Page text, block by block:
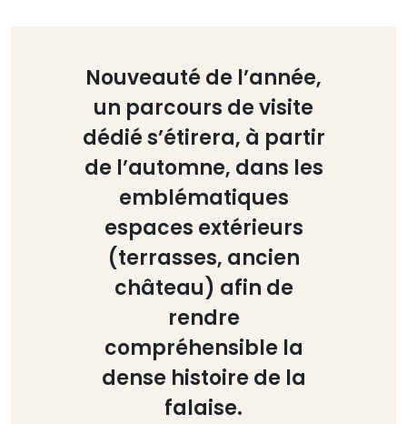
Nouveauté de l’année,
un parcours de visite
dédié s’étirera, à partir
de l’automne, dans les
emblématiques
espaces extérieurs
(terrasses, ancien
château) afin de
rendre
compréhensible la
dense histoire de la
falaise.